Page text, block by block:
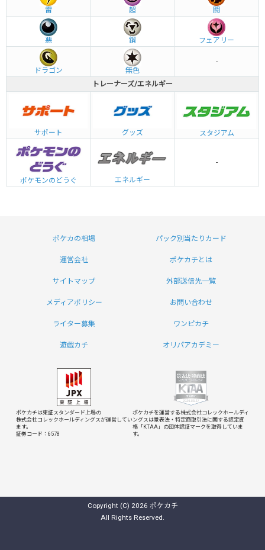
雷 超 闘
悪 鋼 フェアリー
ドラゴン 無色
-
トレーナーズ/エネルギー
サポート グッズ スタジアム
ポケモンのどうぐ エネルギー
-
ポケカの相場 パック別当たりカード
運営会社 ポケカチとは
サイトマップ 外部送信先一覧
メディアポリシー お問い合わせ
ライター募集 ワンピカチ
遊戯カチ オリパアカデミー
ポケカチは東証スタンダード上場の
株式会社コレックホールディングスが運営してい
ます。
証券コード：6578
ポケカチを運営する株式会社コレックホールディ
ングスは景表法・特定商取引法に関する認定資
格「KTAA」の団体認証マークを取得していま
す。
Copyright (C) 2026 ポケカチ
All Rights Reserved.